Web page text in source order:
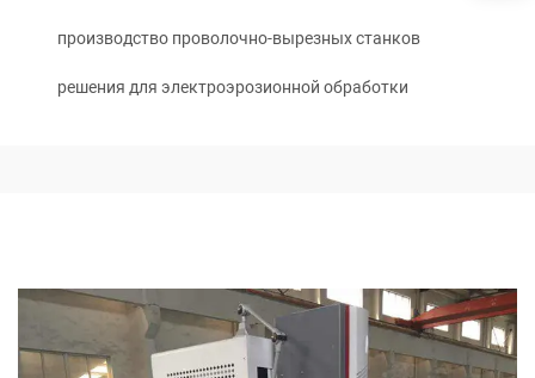
производство проволочно-вырезных станков
решения для электроэрозионной обработки